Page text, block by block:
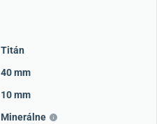
Titán
40 mm
10 mm
Minerálne